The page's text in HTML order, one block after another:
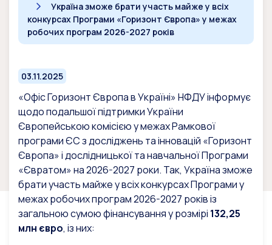
Україна зможе брати участь майже у всіх
конкурсах Програми «Горизонт Європа» у межах
робочих програм 2026-2027 років
03.11.2025
«Офіс Горизонт Європа в Україні» НФДУ інформує
щодо подальшої підтримки України
Європейською комісією у межах Рамкової
програми ЄС з досліджень та інновацій «Горизонт
Європа» і дослідницької та навчальної Програми
«Євратом» на 2026-2027 роки. Так, Україна зможе
брати участь майже у всіх конкурсах Програми у
межах робочих програм 2026-2027 років із
загальною сумою фінансування у розмірі 132,25
млн євро, із них: